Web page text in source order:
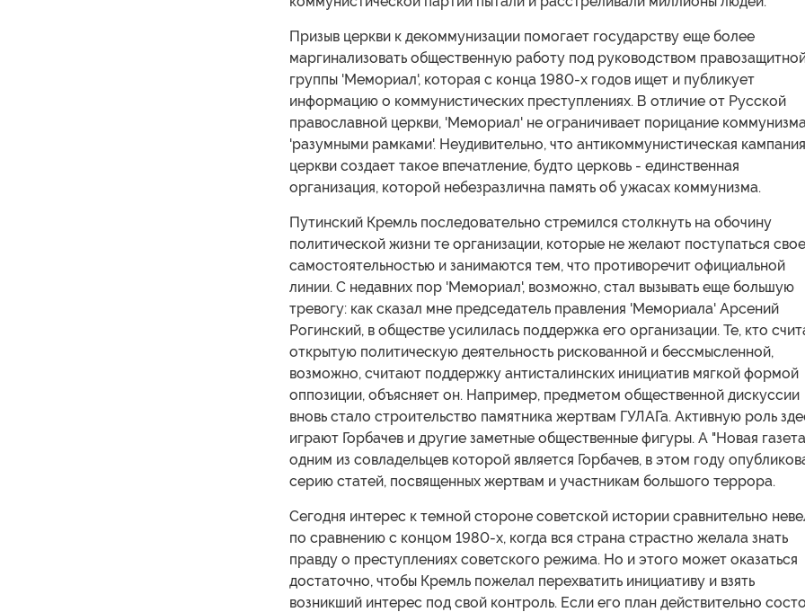
Призыв церкви к декоммунизации помогает государству еще более
маргинализовать общественную работу под руководством
группы 'Мемориал', которая с конца 1980-х годов ищет и публикует
информацию о коммунистических преступлениях. В отличие от Русской
православной церкви, 'Мемориал' не ограничивает порицание
'разумными рамками'. Неудивительно, что антикоммунистическая кампания
церкви создает такое впечатление, будто церковь - единственная
организация, которой небезразлична память об ужасах коммунизма.
Путинский Кремль последовательно стремился столкнуть на обочину
политической жизни те организации, которые не желают поступаться
самостоятельностью и занимаются тем, что противоречит официальной
линии. С недавних пор 'Мемориал', возможно, стал вызывать еще большую
тревогу: как сказал мне председатель правления 'Мемориала' Арсений
Рогинский, в обществе усилилась поддержка его организации. Те, кто
открытую политическую деятельность рискованной и бессмысленной,
возможно, считают поддержку антисталинских инициатив мягкой формой
оппозиции, объясняет он. Например, предметом общественной дискуссии
вновь стало строительство памятника жертвам ГУЛАГа. Активную роль
играют Горбачев и другие заметные общественные фигуры. А "Новая
одним из совладельцев которой является Горбачев, в этом году
серию статей, посвященных жертвам и участникам большого террора.
Сегодня интерес к темной стороне советской истории сравнительно
по сравнению с концом 1980-х, когда вся страна страстно желала знать
правду о преступлениях советского режима. Но и этого может оказаться
достаточно, чтобы Кремль пожелал перехватить инициативу и взять
возникший интерес под свой контроль. Если его план действительно